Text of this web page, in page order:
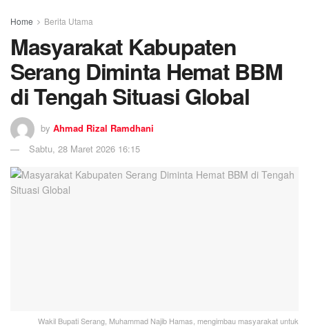
Home Berita Utama
Masyarakat Kabupaten
Serang Diminta Hemat BBM
di Tengah Situasi Global
by Ahmad Rizal Ramdhani
Sabtu, 28 Maret 2026 16:15
Wakil Bupati Serang, Muhammad Najib Hamas, mengimbau masyarakat untuk